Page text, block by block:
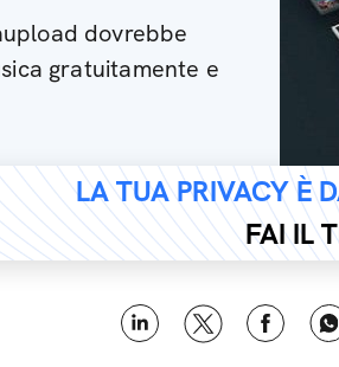
dovrebbe
gratuitamente e
LA TUA PRIVACY È
FAI IL